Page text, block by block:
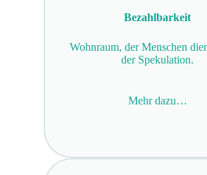
Bezahlbarkeit
Wohnraum, der Menschen
der Spekulation.
Mehr dazu…